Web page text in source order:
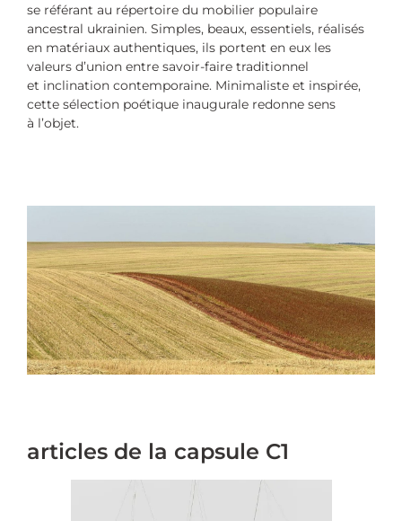
se référant au répertoire du mobilier populaire
ancestral ukrainien. Simples, beaux, essentiels, réalisés
en matériaux authentiques, ils portent en eux les
valeurs d’union entre savoir-faire traditionnel
et inclination contemporaine. Minimaliste et inspirée,
cette sélection poétique inaugurale redonne sens
à l’objet.
articles de la capsule C1